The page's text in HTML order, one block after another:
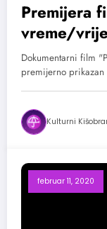
Premijera
vreme/
Dokumentarni film
premijerno
Kulturni
februar 11, 2020